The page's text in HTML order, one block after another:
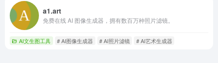
a1.art
免费在线 AI 图像生成器，拥有数百万种照片滤镜。
AI文生图工具 # AI图像生成器 # AI照片滤镜 # AI艺术生成器